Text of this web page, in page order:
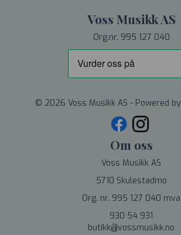
Voss Musikk AS
Org.nr. 995 127 040
© 2026 Voss Musikk AS - Powered by
Om oss
Voss Musikk AS
5710 Skulestadmo
Org. nr. 995 127 040 mva
930 54 931
butikk@vossmusikk.no